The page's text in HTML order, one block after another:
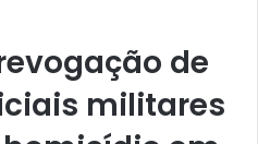
de
militares